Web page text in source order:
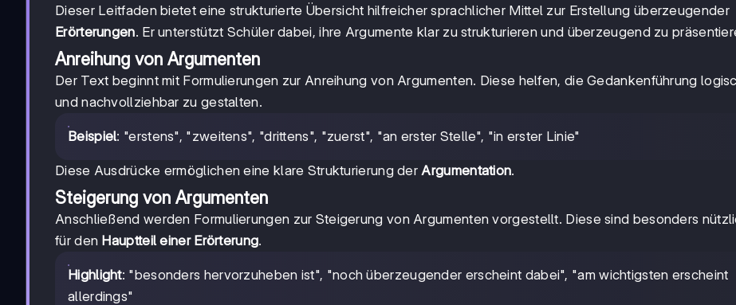
Dieser Leitfaden bietet eine strukturierte Übersicht hilfreicher sprachlicher Mittel zur Erstellung überzeugender
Erörterungen. Er unterstützt Schüler dabei, ihre Argumente klar zu strukturieren und überzeugend zu
Anreihung von Argumenten
Der Text beginnt mit Formulierungen zur Anreihung von Argumenten. Diese helfen, die Gedankenführung
und nachvollziehbar zu gestalten.
Beispiel: "erstens", "zweitens", "drittens", "zuerst", "an erster Stelle", "in erster Linie"
Diese Ausdrücke ermöglichen eine klare Strukturierung der Argumentation.
Steigerung von Argumenten
Anschließend werden Formulierungen zur Steigerung von Argumenten vorgestellt. Diese sind besonders
für den Hauptteil einer Erörterung.
Highlight: "besonders hervorzuheben ist", "noch überzeugender erscheint dabei", "am wichtigsten erscheint
allerdings"